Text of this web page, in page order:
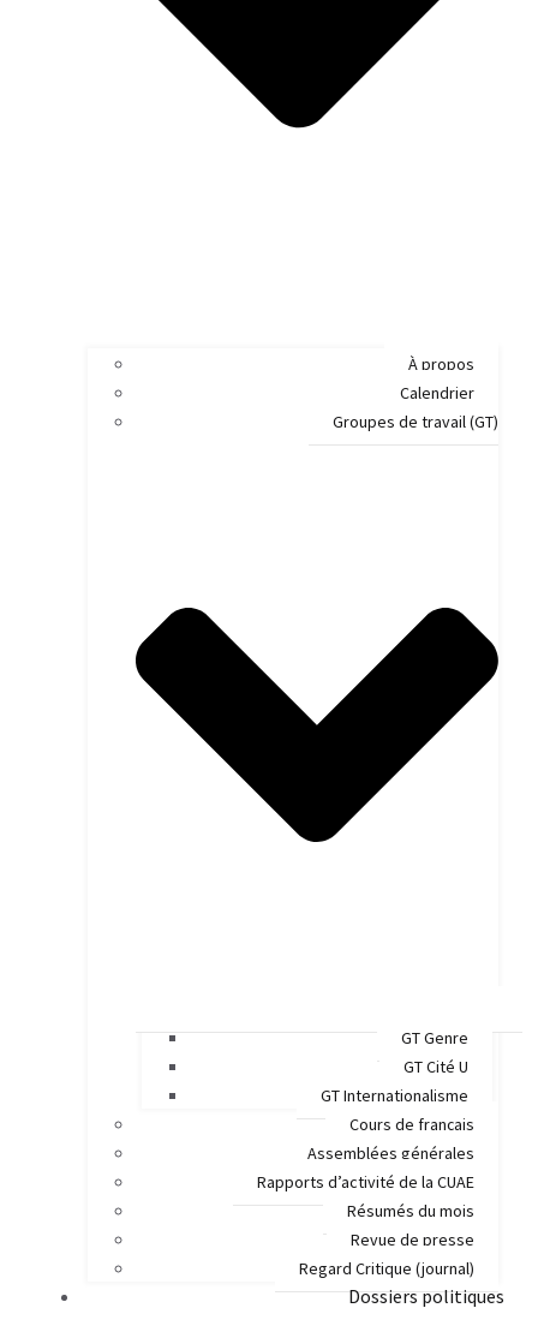
À propos
Calendrier
Groupes de travail (GT)
GT Genre
GT Cité U
GT Internationalisme
Cours de français
Assemblées générales
Rapports d’activité de la CUAE
Résumés du mois
Revue de presse
Regard Critique (journal)
Dossiers politiques